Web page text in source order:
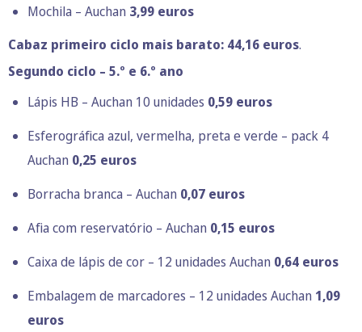
Mochila – Auchan 3,99 euros
Cabaz primeiro ciclo mais barato: 44,16 euros.
Segundo ciclo – 5.º e 6.º ano
Lápis HB – Auchan 10 unidades 0,59 euros
Esferográfica azul, vermelha, preta e verde – pack 4
Auchan 0,25 euros
Borracha branca – Auchan 0,07 euros
Afia com reservatório – Auchan 0,15 euros
Caixa de lápis de cor – 12 unidades Auchan 0,64 euros
Embalagem de marcadores – 12 unidades Auchan 1,09
euros